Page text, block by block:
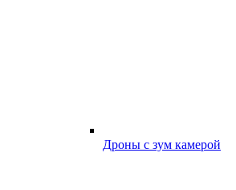
Дроны с зум камерой